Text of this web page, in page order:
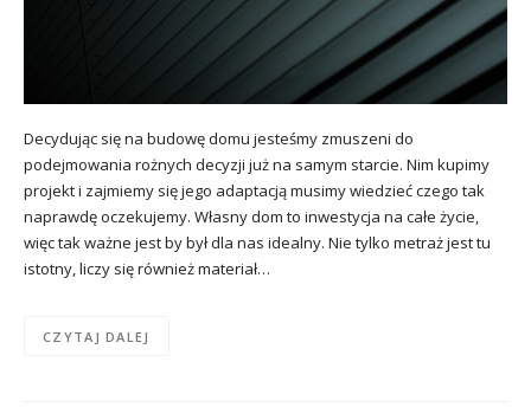
Decydując się na budowę domu jesteśmy zmuszeni do
podejmowania rożnych decyzji już na samym starcie. Nim kupimy
projekt i zajmiemy się jego adaptacją musimy wiedzieć czego tak
naprawdę oczekujemy. Własny dom to inwestycja na całe życie,
więc tak ważne jest by był dla nas idealny. Nie tylko metraż jest tu
istotny, liczy się również materiał…
CZYTAJ DALEJ